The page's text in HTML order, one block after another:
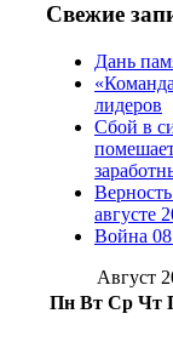
июля
2012 г
(15)№98 1
августа
№98 8
августа
2017 г(9)
2016 г
августа
Свежие
Дань
лидеров
Сбой в
августе
Война
Август
Пн Вт Ср Чт